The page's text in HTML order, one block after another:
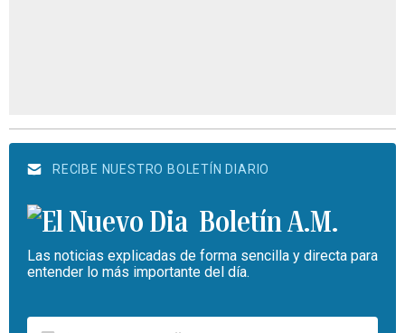
RECIBE NUESTRO BOLETÍN DIARIO
Boletín A.M.
Las noticias explicadas de forma sencilla y directa para
entender lo más importante del día.